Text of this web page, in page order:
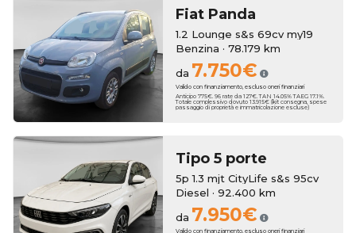
Fiat Panda
1.2 Lounge s&s 69cv my19
Benzina · 78.179 km
da 7.750€
Valido con finanziamento, escluso oneri finanziari
Anticipo 775€. 96 rate da 127€. TAN 14.05% TAEG 17.1%.
Totale complessivo dovuto 13.915€ (kit consegna, spese
passaggio di proprietà e immatricolazione escluse)
Tipo 5 porte
5p 1.3 mjt CityLife s&s 95cv
Diesel · 92.400 km
da 7.950€
Valido con finanziamento, escluso oneri finanziari